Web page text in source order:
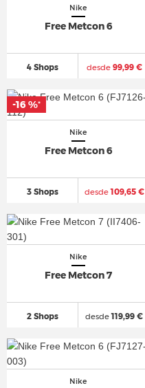
Nike
Free Metcon 6
4 Shops desde99,99 €
Nike
Free Metcon 6
3 Shops desde109,65 €
-16 %*
Nike
Free Metcon 7
2 Shops desde119,99 €
Nike